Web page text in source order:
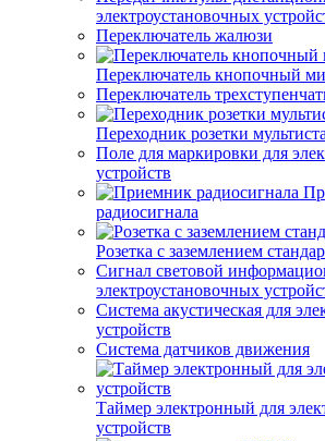
электроустановочных
Переключатель жалюзи
Переключатель кнопочный
Переключатель
Переходник розетки
Поле для маркировки для
устройств
радиосигнала
Розетка с заземлением
Сигнал световой
электроустановочных
Система акустическая для
устройств
Система датчиков движения
Таймер электронный для
устройств